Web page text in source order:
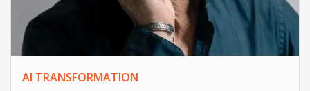
AI TRANSFORMATION